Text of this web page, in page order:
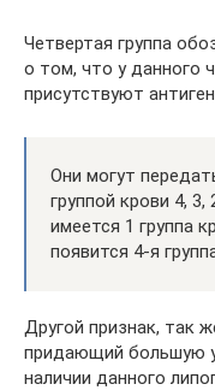
Четвертая группа
о том, что у данного
присутствуют
Они могут
группой крови 4,
имеется 1 группа
появится 4-я
Другой признак, так
придающий большую
наличии данного